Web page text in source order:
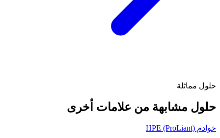
حلول مماثلة
حلول مشابهة من علامات أخرى
خوادم HPE (ProLiant)